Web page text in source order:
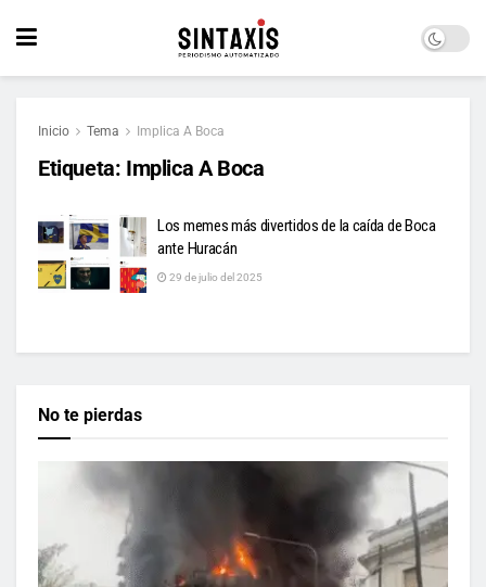
Inicio Tema Implica A Boca
Etiqueta: Implica A Boca
Los memes más divertidos de la caída de Boca
ante Huracán
29 de julio del 2025
No te pierdas